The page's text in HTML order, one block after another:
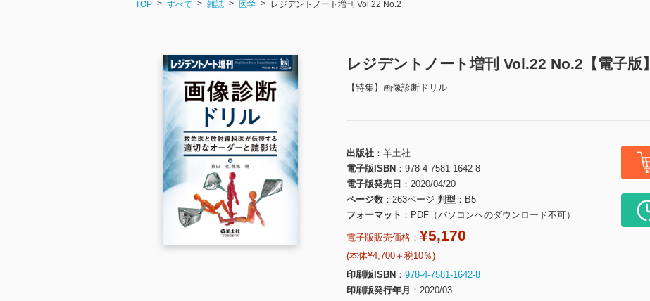
TOP すべて 雑誌 医学 レジデントノート増刊 Vol.22 No.2
レジデントノート増刊 Vol.22 No.2【電子版】
【特集】画像診断ドリル
出版社
羊土社
電子版ISBN
978-4-7581-1642-8
電子版発売日
2020/04/20
ページ数
263ページ 判型
B5
フォーマット
PDF（パソコンへのダウンロード不可）
電子版販売価格： ¥5,170
(本体¥4,700＋税10％)
印刷版ISBN
978-4-7581-1642-8
印刷版発行年月
2020/03